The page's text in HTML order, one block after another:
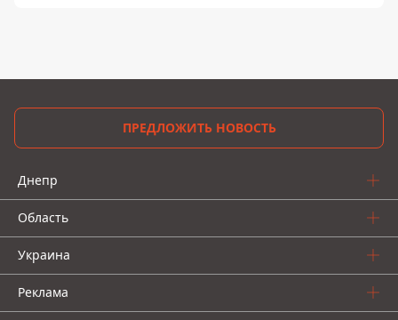
ПРЕДЛОЖИТЬ НОВОСТЬ
Днепр
Область
Украина
Реклама